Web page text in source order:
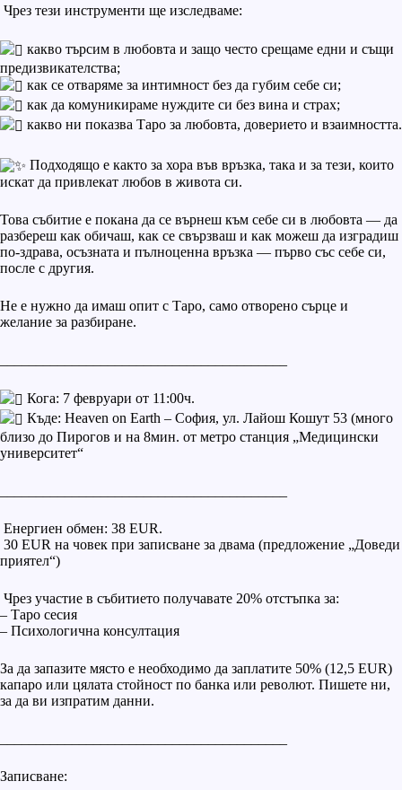
Чрез тези инструменти ще изследваме:
какво търсим в любовта и защо често срещаме едни и същи
предизвикателства;
как се отваряме за интимност без да губим себе си;
как да комуникираме нуждите си без вина и страх;
какво ни показва Таро за любовта, доверието и взаимността.
Подходящо е както за хора във връзка, така и за тези, които
искат да привлекат любов в живота си.
Това събитие е покана да се върнеш към себе си в любовта — да
разбереш как обичаш, как се свързваш и как можеш да изградиш
по-здрава, осъзната и пълноценна връзка — първо със себе си,
после с другия.
Не е нужно да имаш опит с Таро, само отворено сърце и
желание за разбиране.
Кога: 7 февруари от 11:00ч.
Къде: Heaven on Earth – София, ул. Лайош Кошут 53 (много
близо до Пирогов и на 8мин. от метро станция „Медицински
университет“
Енергиен обмен: 38 EUR.
30 EUR на човек при записване за двама (предложение „Доведи
приятел“)
Чрез участие в събитието получавате 20% отстъпка за:
– Таро сесия
– Психологична консултация
За да запазите място е необходимо да заплатите 50% (12,5 EUR)
капаро или цялата стойност по банка или револют. Пишете ни,
за да ви изпратим данни.
Записване: